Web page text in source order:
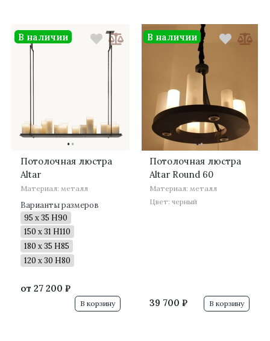
··
Потолочная люстра
Altar
Материал: металл
Варианты размеров
95 x 35 H90
150 x 31 H110
180 x 35 H85
120 x 30 H80
от 27 200 ₽
В наличии
В корзину
··
Потолочная люстра
Altar Round 60
Материал: металл
Цвет: черный
39 700 ₽
В наличии
В корзину